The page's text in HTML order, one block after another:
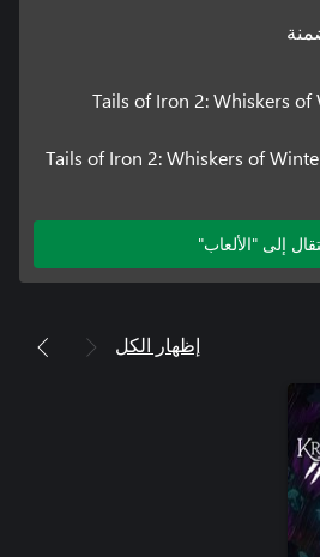
Tails of Iron 2: Whiskers
Tails of Iron 2: Whiskers of
إلى "الألعاب"
إظهار الكل